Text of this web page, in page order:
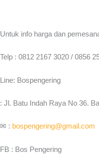
Untuk info harga dan
Telp : 0812 2167 3020 / 0856
Line: Bospengering
: Jl. Batu Indah Raya No 36.
✉ : bospengering@gmail.com
FB : Bos Pengering